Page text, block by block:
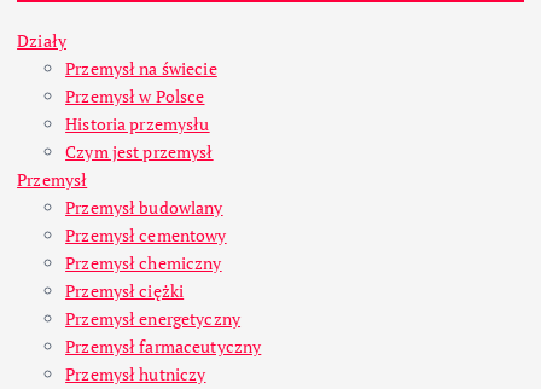
Działy
Przemysł na świecie
Przemysł w Polsce
Historia przemysłu
Czym jest przemysł
Przemysł
Przemysł budowlany
Przemysł cementowy
Przemysł chemiczny
Przemysł ciężki
Przemysł energetyczny
Przemysł farmaceutyczny
Przemysł hutniczy